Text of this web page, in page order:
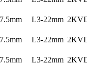
L3-22mm
L3-22mm
L3-22mm